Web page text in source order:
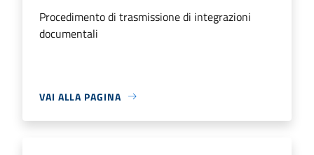
Procedimento di trasmissione di integrazioni
documentali
VAI ALLA PAGINA